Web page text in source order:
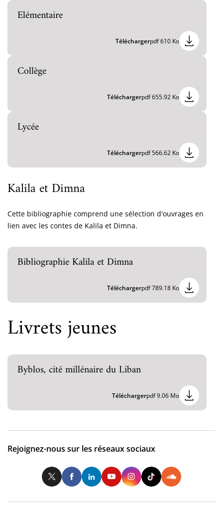
Elémentaire
Téléchargerpdf 610 Ko
Collège
Téléchargerpdf 655.92 Ko
Lycée
Téléchargerpdf 566.62 Ko
Kalila et Dimna
Cette bibliographie comprend une sélection d'ouvrages en
lien avec les contes de Kalila et Dimna.
Bibliographie Kalila et Dimna
Téléchargerpdf 789.18 Ko
Livrets jeunes
Byblos, cité millénaire du Liban
Téléchargerpdf 9.06 Mo
Rejoignez-nous sur les réseaux sociaux
TwitterFacebookLinkedInYoutubeInstagram